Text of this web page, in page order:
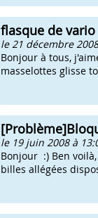
flasque de
le 21 décembre
Bonjour à tous,
masselottes glisse
le 19 juin 2008 à
Bonjour :) Ben
billes allégées